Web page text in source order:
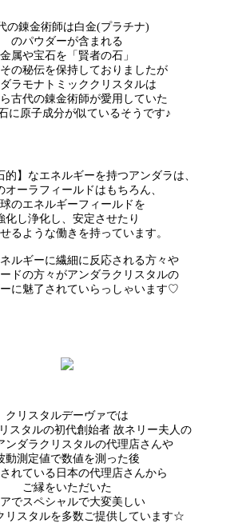
の錬金術師は白金(プラチナ)
のパウダーが含まれる
金属や宝石を「賢者の石」
の秘伝を保持しておりましたが
ラモナトミッククリスタルは
古代の錬金術師が愛用していた
に原子成分が似ているそうです♪
的】なエネルギーを持つアンダラは、
オーラフィールドはもちろん、
のエネルギーフィールドを
化し浄化し、安定させたり
るような働きを持っています。
ルギーに繊細に反応される方々や
ドの方々がアンダラクリスタルの
に魅了されていらっしゃいます♡
クリスタルデーヴァでは
スタルの初代創始者 故ネリー夫人の
ンダラクリスタルの代理店さんや
動測定値で数値を測った後
れている日本の代理店さんから
ご縁をいただいた
でスペシャルで大変美しい
リスタルを多数ご提供しています☆